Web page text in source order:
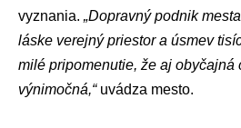
vyznania. „Dopravný podnik
láske verejný priestor a úsmev
milé pripomenutie, že aj obyčajná
výnimočná,“uvádza mesto.